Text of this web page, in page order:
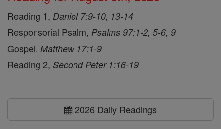
Reading 1, Daniel 7:9-10, 13-14
Responsorial Psalm, Psalms 97:1-2, 5-6, 9
Gospel, Matthew 17:1-9
Reading 2, Second Peter 1:16-19
2026 Daily Readings